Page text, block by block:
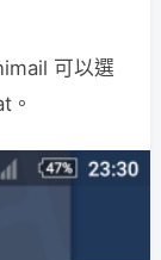
可以選
。